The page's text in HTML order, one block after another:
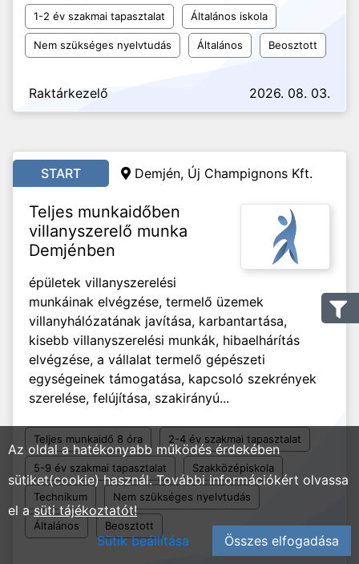
1-2 év szakmai tapasztalat Általános iskola
Nem szükséges nyelvtudás Általános Beosztott
Raktárkezelő 2026. 08. 03.
START Demjén, Új Champignons Kft.
Teljes munkaidőben
villanyszerelő munka
Demjénben
épületek villanyszerelési
munkáinak elvégzése, termelő üzemek
villanyhálózatának javítása, karbantartása,
kisebb villanyszerelési munkák, hibaelhárítás
elvégzése, a vállalat termelő gépészeti
egységeinek támogatása, kapcsoló szekrények
szerelése, felújítása, szakirányú...
Teljes munkaidő 8 óra 2-4 év szakmai tapasztalat
5-9 év szakmai tapasztalat Szakközépiskola
Technikum Nem szükséges nyelvtudás
Általános Beosztott
Az oldal a hatékonyabb működés érdekében
sütiket(cookie) használ. További információkért olvassa
el asüti tájékoztatót!
Sütik beállítása
Összes elfogadása